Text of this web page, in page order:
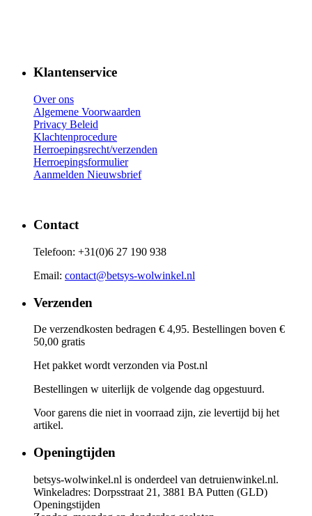
Klantenservice
Over ons
Algemene Voorwaarden
Privacy Beleid
Klachtenprocedure
Herroepingsrecht/verzenden
Herroepingsformulier
Aanmelden Nieuwsbrief
Contact
Telefoon: +31(0)6 27 190 938
Email: contact@betsys-wolwinkel.nl
Verzenden
De verzendkosten bedragen € 4,95. Bestellingen boven €
50,00 gratis
Het pakket wordt verzonden via Post.nl
Bestellingen w uiterlijk de volgende dag opgestuurd.
Voor garens die niet in voorraad zijn, zie levertijd bij het
artikel.
Openingtijden
betsys-wolwinkel.nl is onderdeel van detruienwinkel.nl.
Winkeladres: Dorpsstraat 21, 3881 BA Putten (GLD)
Openingstijden